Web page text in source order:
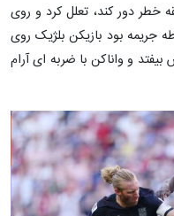
خطر دور کند، تعلل کرد و روی
جریمه بود بازیکن بلژیک روی
و واناکن با ضربه ای آرام